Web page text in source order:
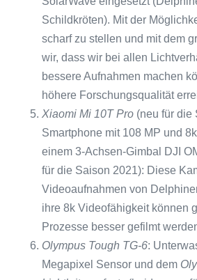
Schildkröten). Mit der
scharf zu stellen und mit dem
wir, dass wir bei allen
bessere Aufnahmen machen
höhere Forschungsqualität
Xiaomi Mi 10T Pro (neu für die
Smartphone mit 108 MP und
einem 3-Achsen-Gimbal DJI
für die Saison 2021): Diese
Videoaufnahmen von
ihre 8k Videofähigkeit können
Prozesse besser gefilmt
Olympus Tough TG-6:
Megapixel Sensor und dem